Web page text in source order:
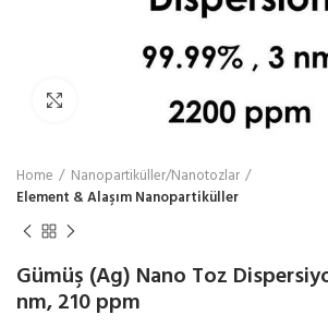
Click to enlarge
Home
Nanopartiküller/Nanotozlar
Element & Alaşım Nanopartiküller
Gümüş (Ag) Nano Toz
nm, 210 ppm